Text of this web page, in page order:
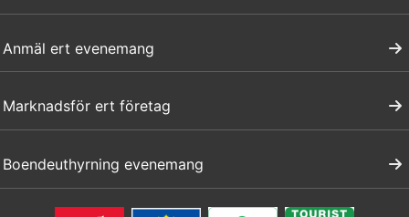
Anmäl ert evenemang
Marknadsför ert företag
Boendeuthyrning evenemang